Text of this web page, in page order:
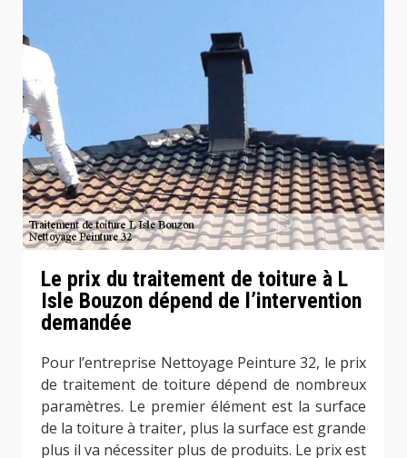
Le prix du traitement de toiture à L
Isle Bouzon dépend de l’intervention
demandée
Pour l’entreprise Nettoyage Peinture 32, le prix
de traitement de toiture dépend de nombreux
paramètres. Le premier élément est la surface
de la toiture à traiter, plus la surface est grande
plus il va nécessiter plus de produits. Le prix est